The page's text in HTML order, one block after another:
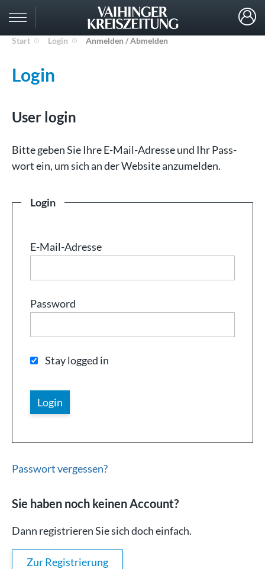
Start Login Anmelden / Abmelden
Login
User login
Bit­te ge­ben Sie Ih­re E-Mail-Adresse und Ihr Pass­
wort ein, um sich an der Web­site an­zu­mel­den.
Login
E-Mail-Adresse
Password
Stay logged in
Passwort vergessen?
Sie haben noch keinen Account?
Dann registrieren Sie sich doch einfach.
Zur Registrierung